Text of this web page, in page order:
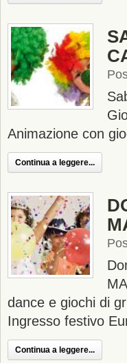
Animazione con
Continua a leggere...
dance e giochi di
Ingresso festivo
Continua a leggere...